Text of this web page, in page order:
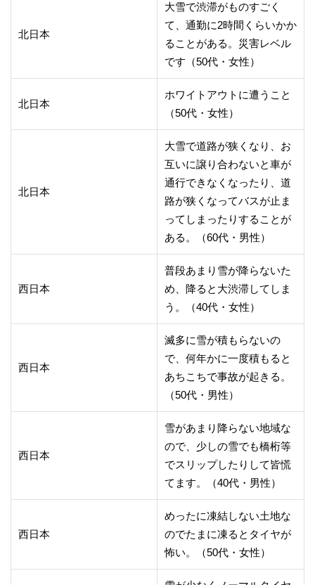
北日本
大雪で渋滞がものすごく
て、通勤に2時間くらいかか
ることがある。災害レベル
です（50代・女性）
北日本
ホワイトアウトに遭うこと
（50代・女性）
北日本
大雪で道路が狭くなり、お
互いに譲り合わないと車が
通行できなくなったり、道
路が狭くなってバスが止ま
ってしまったりすることが
ある。（60代・男性）
西日本
普段あまり雪が降らないた
め、降ると大渋滞してしま
う。（40代・女性）
西日本
滅多に雪が積もらないの
で、何年かに一度積もると
あちこちで事故が起きる。
（50代・男性）
西日本
雪があまり降らない地域な
ので、少しの雪でも橋桁等
でスリップしたりして皆慌
てます。（40代・男性）
西日本
めったに凍結しない土地な
のでたまに凍るとタイヤが
怖い。（50代・女性）